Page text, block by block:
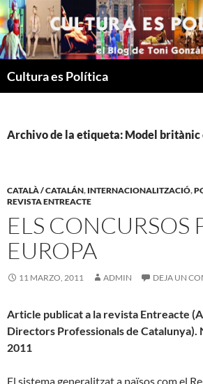
Saltar
al
contenido
Cultura es Política
Archivo de la etiqueta: Model britànic
CATALÀ / CATALÁN, INTERNACIONALITZACIÓ,
REVISTA ENTREACTE
ELS CONCURSOS
EUROPA
11 MARZO, 2011 ADMIN DEJA UN
Article publicat a la revista Entreacte
Directors Professionals de Catalunya).
2011
El sistema generalitzat a països com el